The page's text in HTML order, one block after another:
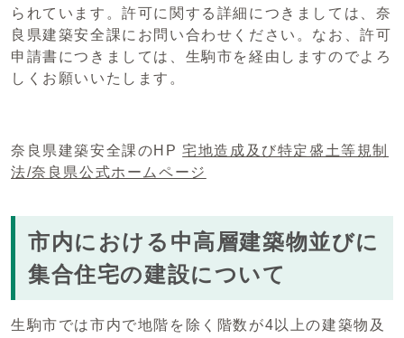
られています。許可に関する詳細につきましては、奈
良県建築安全課にお問い合わせください。なお、許可
申請書につきましては、生駒市を経由しますのでよろ
しくお願いいたします。
奈良県建築安全課のHP宅地造成及び特定盛土等規制
法/奈良県公式ホームページ
市内における中高層建築物並びに
集合住宅の建設について
生駒市では市内で地階を除く階数が4以上の建築物及